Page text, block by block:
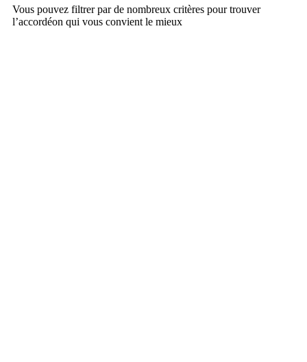
Vous pouvez filtrer par de nombreux critères pour trouver
l’accordéon qui vous convient le mieux